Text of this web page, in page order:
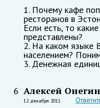
1. Почему кафе
ресторанов в
Если есть, то
представлены?
2. На каком языке
населением?
3. Денежная
6 Алексей Онегин
12 декабря 2011